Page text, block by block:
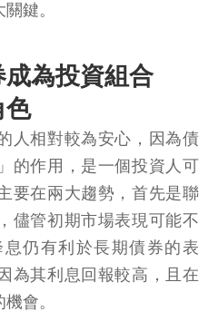
鍵。
為投資組合
色
人相對較為安心，因為債
的作用，是一個投資人可
要在兩大趨勢，首先是聯
儘管初期市場表現可能不
仍有利於長期債券的表
為其利息回報較高，且在
會。